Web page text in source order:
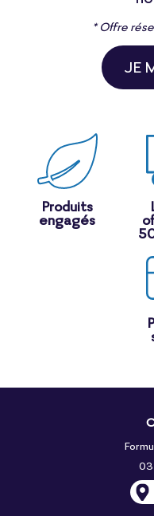
* Offre
JE
Produits
engagés